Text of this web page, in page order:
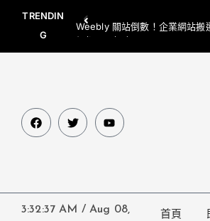
TRENDIN
G
Weebly 關站倒數！企業網站搬
網都要一起處理
3:32:38 AM / Aug 08,
首頁